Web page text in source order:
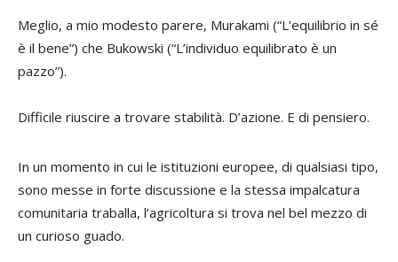
Meglio, a mio modesto parere, Murakami (“L’equilibrio in sé
è il bene”) che Bukowski (“L’individuo equilibrato è un
pazzo”).
Difficile riuscire a trovare stabilità. D’azione. E di pensiero.
In un momento in cui le istituzioni europee, di qualsiasi tipo,
sono messe in forte discussione e la stessa impalcatura
comunitaria traballa, l’agricoltura si trova nel bel mezzo di
un curioso guado.